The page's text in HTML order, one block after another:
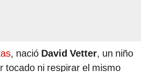
, nació David Vetter, un niño
tocado ni respirar el mismo